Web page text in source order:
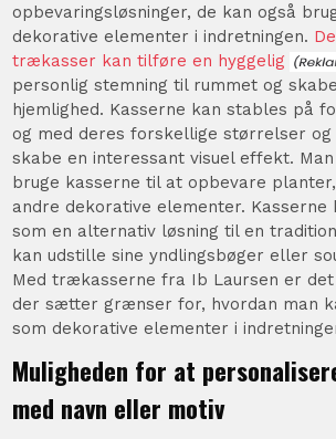
opbevaringsløsninger, de kan også
dekorative elementer i indretningen.
trækasser kan tilføre en hyggelig
personlig stemning til rummet og
hjemlighed. Kasserne kan stables på
og med deres forskellige størrelser
skabe en interessant visuel effekt.
bruge kasserne til at opbevare
andre dekorative elementer. Kasserne
som en alternativ løsning til en
kan udstille sine yndlingsbøger eller
Med trækasserne fra Ib Laursen er det
der sætter grænser for, hvordan man
som dekorative elementer i
Muligheden for at
med navn eller motiv